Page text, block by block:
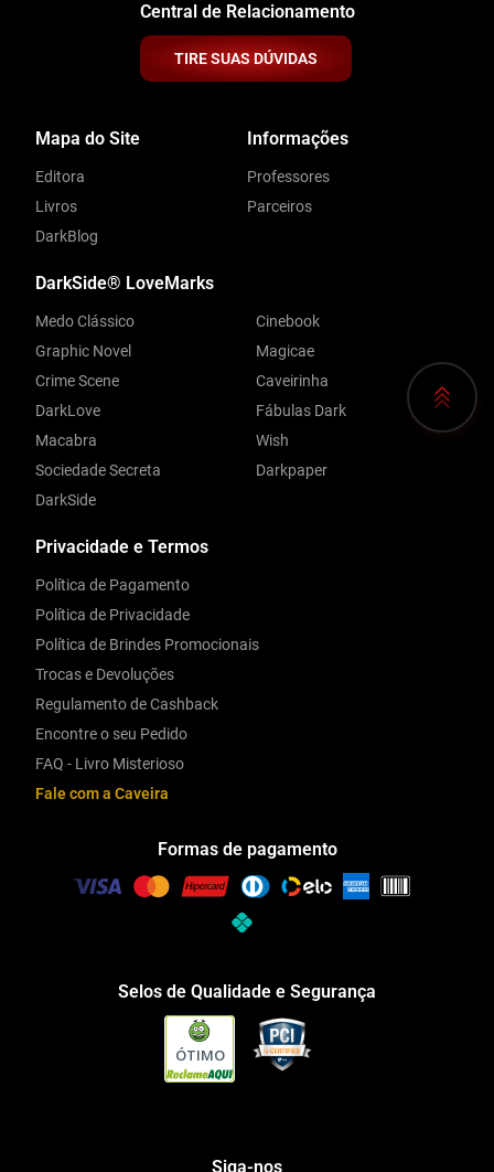
Central de Relacionamento
TIRE SUAS DÚVIDAS
Privacidade e Termos
Política de Pagamento
Política de Privacidade
Política de Brindes Promocionais
Trocas e Devoluções
Regulamento de Cashback
Encontre o seu Pedido
FAQ - Livro Misterioso
Fale com a Caveira
Mapa do Site
Editora
Livros
DarkBlog
Informações
Professores
Parceiros
DarkSide® LoveMarks
Medo Clássico
Graphic Novel
Crime Scene
DarkLove
Macabra
Sociedade Secreta
DarkSide
Cinebook
Magicae
Caveirinha
Fábulas Dark
Wish
Darkpaper
Formas de pagamento
Selos de Qualidade e Segurança
ÓTIMO
Siga-nos